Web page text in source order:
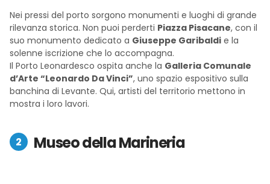
Nei pressi del porto sorgono monumenti e luoghi di grande
rilevanza storica. Non puoi perderti Piazza Pisacane, con il
suo monumento dedicato a Giuseppe Garibaldi e la
solenne iscrizione che lo accompagna.
Il Porto Leonardesco ospita anche la Galleria Comunale
d’Arte “Leonardo Da Vinci”, uno spazio espositivo sulla
banchina di Levante. Qui, artisti del territorio mettono in
mostra i loro lavori.
Museo della Marineria